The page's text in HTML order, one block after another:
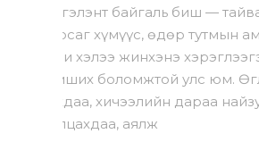
үзэсгэлэнт байгаль биш —
найрсаг хүмүүс, өдөр тутмын
англи хэлээ жинхэнэ
эзэмших боломжтой улс юм.
авахдаа, хичээлийн дараа
ярилцахдаа, аялж